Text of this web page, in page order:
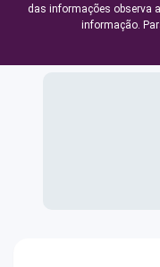
das informações observa
informação.